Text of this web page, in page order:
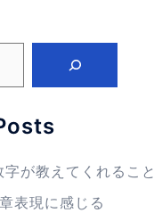
が教えてくれること
表現に感じる